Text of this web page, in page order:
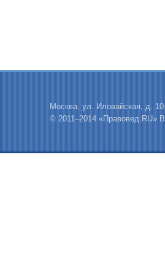
Москва, ул. Иловайская, д.
© 2011–2014 «Правовед.RU»